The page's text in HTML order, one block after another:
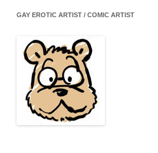
GAY EROTIC ARTIST / COMIC ARTIST